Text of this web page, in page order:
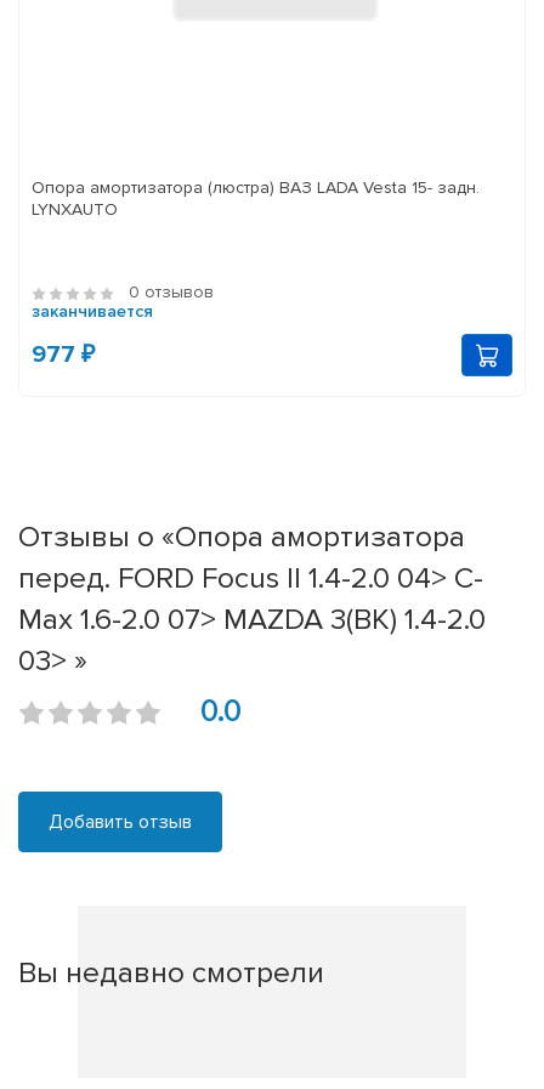
Опора амортизатора (люстра) ВАЗ LADA Vesta 15- задн.
LYNXAUTO
0 отзывов
заканчивается
977 ₽
Отзывы о «Опора амортизатора
перед. FORD Focus II 1.4-2.0 04> C-
Max 1.6-2.0 07> MAZDA 3(BK) 1.4-2.0
03> »
0.0
Добавить отзыв
Вы недавно смотрели